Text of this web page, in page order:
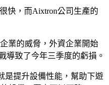
快，而Aixtron公司生產的
業的威脅，外資企業開始
導致了今年三季度的虧損。
是提升設備性能，幫助下遊